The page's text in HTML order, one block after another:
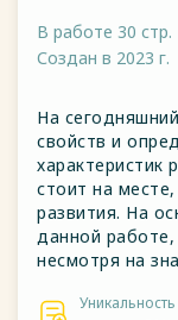
продуктов
В работе 30 стр.
Создан в 2023 г.
На
свойств и
характеристик
стоит на
развития. На
данной
несмотря на
определении
Уникальность